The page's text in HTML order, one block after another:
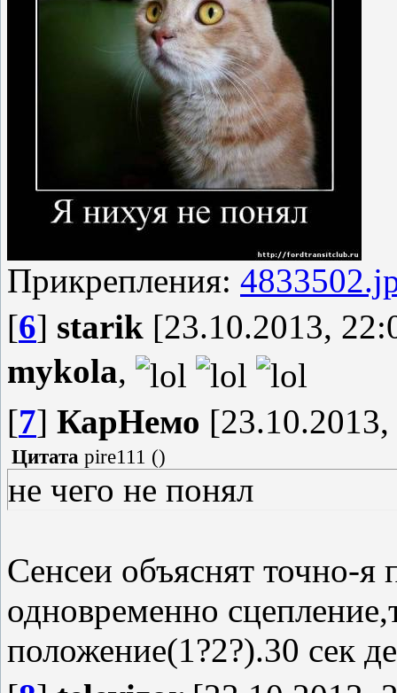
Прикрепления:
[6] starik [23.10.2013,
mykola,
[7] КарНемо
Цитата pire111 ()
не чего не понял
Сенсеи объяснят точно-
одновременно
положение(1?2?).30 сек